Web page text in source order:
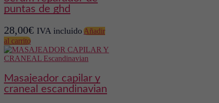
puntas de ghd
28,00€ IVA incluidoAñadir
al carrito
masajeador capilar y
craneal escandinavian